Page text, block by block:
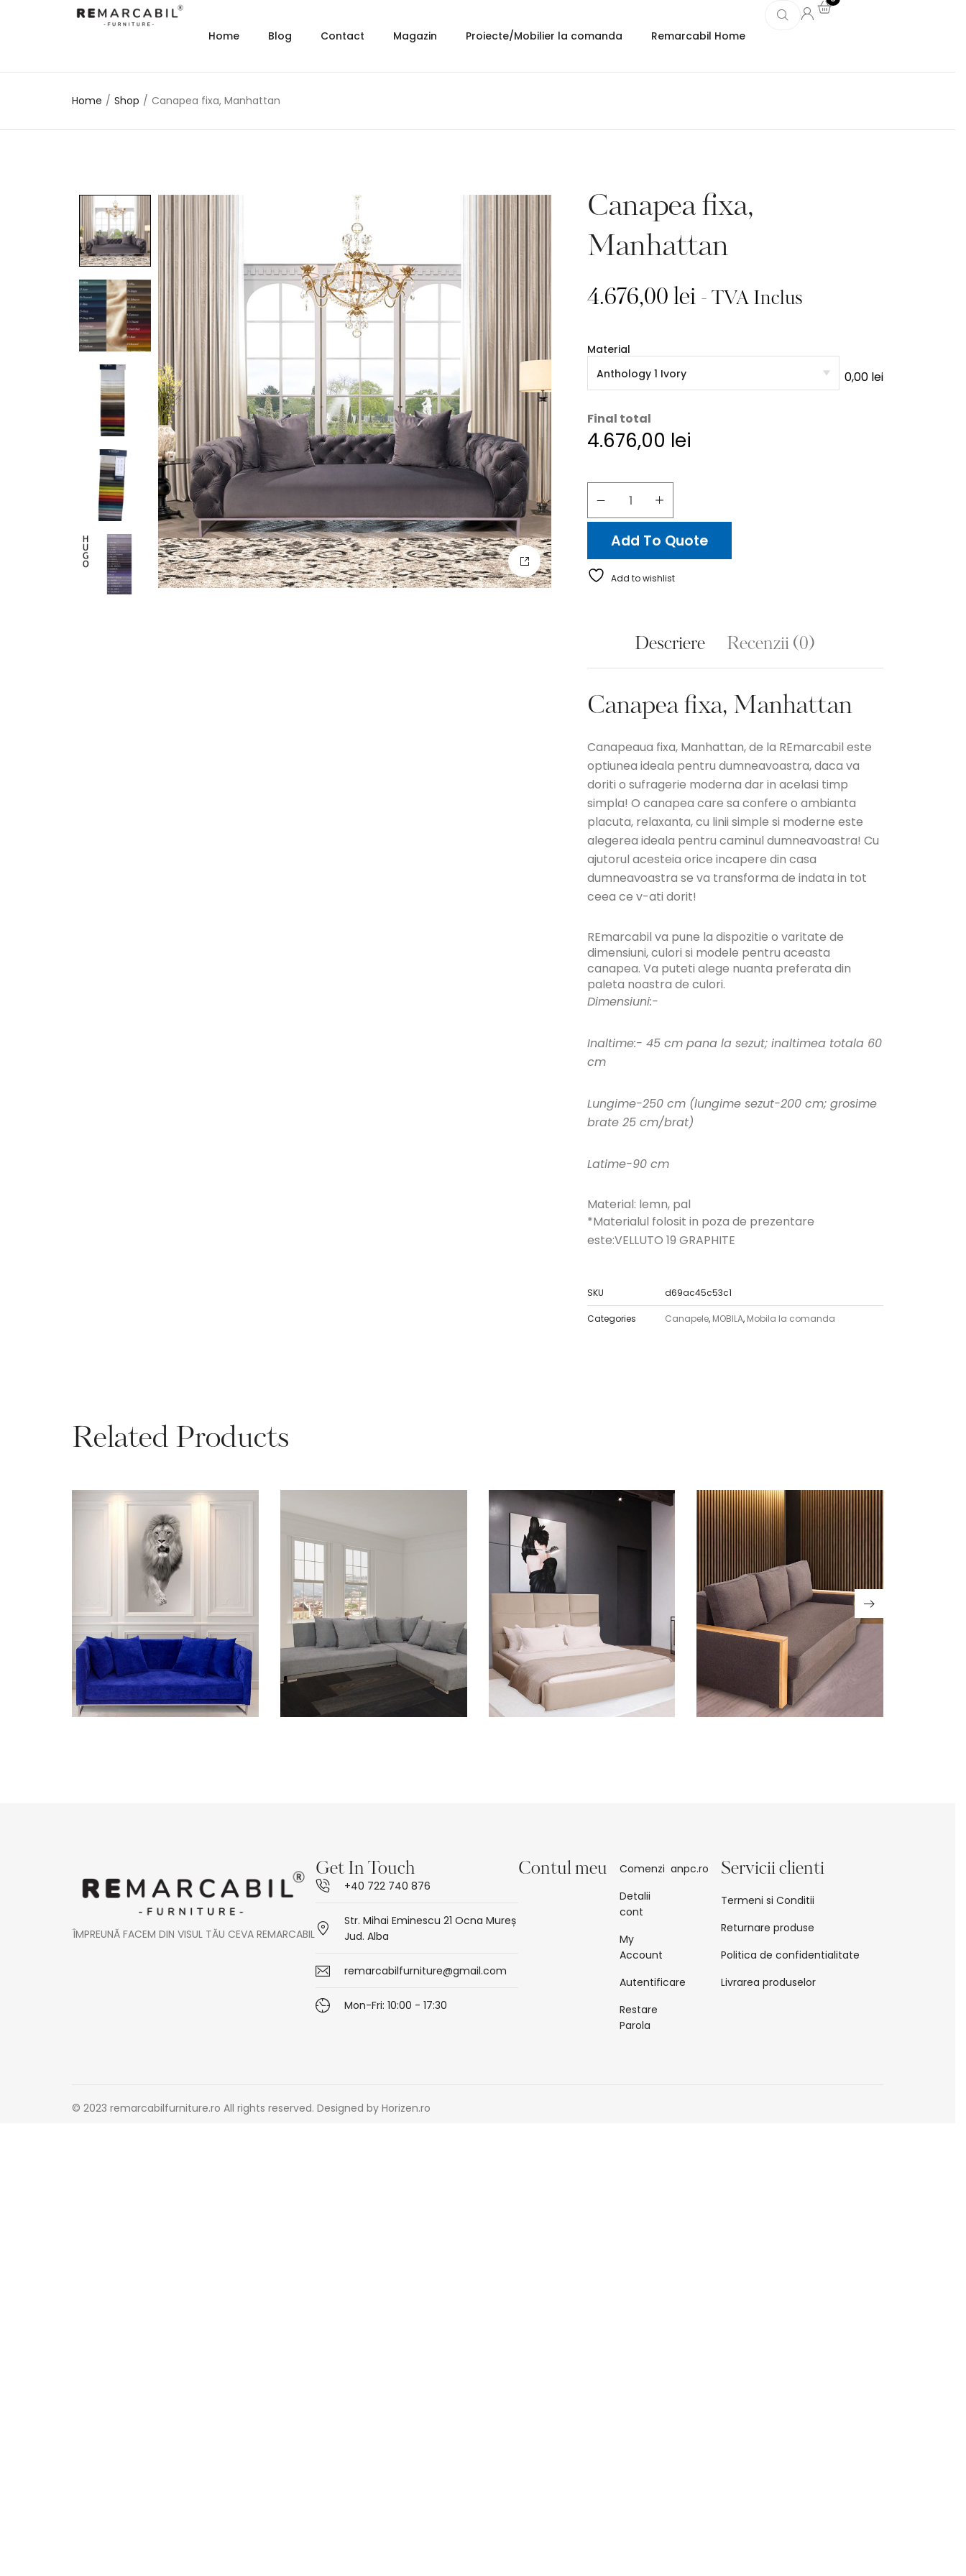
Home Blog Contact Magazin Proiecte/Mobilier la comanda Remarcabil Home
Home / Shop / Canapea fixa, Manhattan
Canapea fixa,
Manhattan
4.676,00lei - TVA Inclus
Material
0,00 lei
Final total
4.676,00 lei
Add To Quote
Add to wishlist
Descriere Recenzii (0)
Canapea fixa, Manhattan
Canapeaua fixa, Manhattan, de la REmarcabil este
optiunea ideala pentru dumneavoastra, daca va
doriti o sufragerie moderna dar in acelasi timp
simpla! O canapea care sa confere o ambianta
placuta, relaxanta, cu linii simple si moderne este
alegerea ideala pentru caminul dumneavoastra! Cu
ajutorul acesteia orice incapere din casa
dumneavoastra se va transforma de indata in tot
ceea ce v-ati dorit!
REmarcabil va pune la dispozitie o varitate de
dimensiuni, culori si modele pentru aceasta
canapea. Va puteti alege nuanta preferata din
paleta noastra de culori.
Dimensiuni:-
Inaltime:- 45 cm pana la sezut; inaltimea totala 60
cm
Lungime-250 cm (lungime sezut-200 cm; grosime
brate 25 cm/brat)
Latime-90 cm
Material: lemn, pal
*Materialul folosit in poza de prezentare
este:VELLUTO 19 GRAPHITE
SKU d69ac45c53c1
Categories Canapele, MOBILA, Mobila la comanda
Related Products
ÎMPREUNĂ FACEM DIN VISUL TĂU CEVA REMARCABIL
Get In Touch
+40 722 740 876
Str. Mihai Eminescu 21 Ocna Mureș
Jud. Alba
remarcabilfurniture@gmail.com
Mon-Fri: 10:00 - 17:30
Contul meu
Comenzi
Detalii
cont
My
Account
Autentificare
Restare
Parola
anpc.ro Servicii clienti
Termeni si Conditii
Returnare produse
Politica de confidentialitate
Livrarea produselor
© 2023 remarcabilfurniture.ro All rights reserved. Designed by Horizen.ro